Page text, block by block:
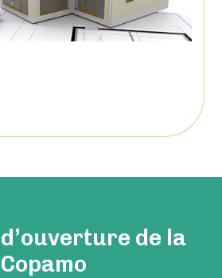
de la
Copamo